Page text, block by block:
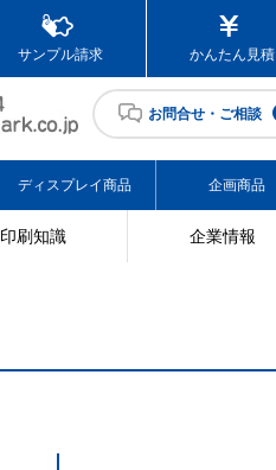
サンプル請求 かんたん見積
お問合せ・ご相談
印刷知識 企業情報
ディスプレイ商品 企画商品